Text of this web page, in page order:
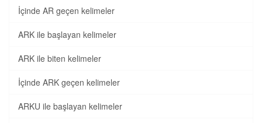
İçinde AR geçen kelimeler
ARK ile başlayan kelimeler
ARK ile biten kelimeler
İçinde ARK geçen kelimeler
ARKU ile başlayan kelimeler